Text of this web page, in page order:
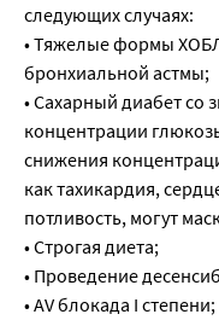
следующих случаях:
• Тяжелые формы
бронхиальной астмы;
• Сахарный диабет со
концентрации
снижения
как тахикардия,
потливость, могут
• Строгая диета;
• Проведение
• AV блокада I степени;